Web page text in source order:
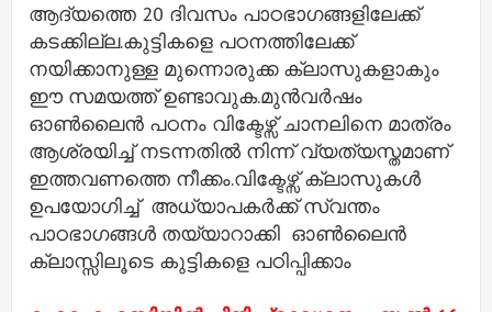
ആദ്യത്തെ 20 ദിവസം പാഠഭാഗങ്ങളിലേക്ക്
കടക്കില്ല.കുട്ടികളെ പഠനത്തിലേക്ക്
നയിക്കാനുള്ള മുന്നൊരുക്ക ക്ലാസുകളാകും
ഈ സമയത്ത് ഉണ്ടാവുക.മുൻവർഷം
ഓൺലൈൻ പഠനം വിക്ടേഴ്സ് ചാനലിനെ മാത്രം
ആശ്രയിച്ച് നടന്നതിൽ നിന്ന് വ്യത്യസ്തമാണ്
ഇത്തവണത്തെ നീക്കം.വിക്ടേഴ്സ് ക്ലാസുകൾ
ഉപയോഗിച്ച് അധ്യാപകർക്ക് സ്വന്തം
പാഠഭാഗങ്ങൾ തയ്യാറാക്കി ഓൺലൈൻ
ക്ലാസ്സിലൂടെ കുട്ടികളെ പഠിപ്പിക്കാം